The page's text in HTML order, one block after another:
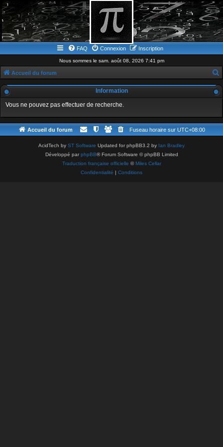
FAQ Connexion Inscription
Nous sommes le sam. août 08, 2026 7:41 pm
Accueil du forum
e
Information
Vous ne pouvez pas effectuer de recherche.
Accueil du forum Fuseau horaire sur UTC+08:00
AcidTech by ST Software Updated for phpBB3.2 by Ian Bradley
Développé parphpBB® Forum Software © phpBB Limited
Traduction française officielle ©Miles Cellar
Confidentialité | Conditions